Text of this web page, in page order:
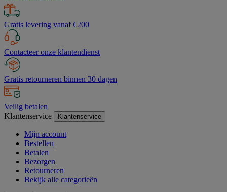
Gratis levering vanaf €200
Contacteer onze klantendienst
Gratis retourneren binnen 30 dagen
Veilig betalen
Klantenservice
Klantenservice
Mijn account
Bestellen
Betalen
Bezorgen
Retourneren
Bekijk alle categorieën